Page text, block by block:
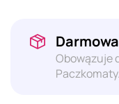
Obowązuje
Paczkomaty.